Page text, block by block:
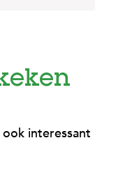
interessant